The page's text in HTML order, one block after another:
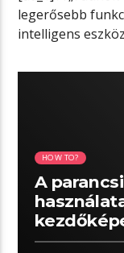
legerősebb
intelligens
HOW TO?
A